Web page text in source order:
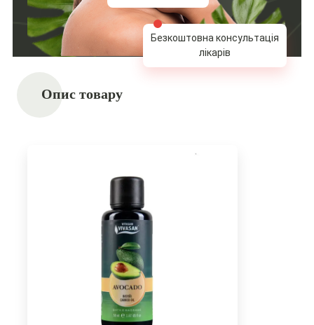
Безкоштовна консультація
лікарів
Опис товару